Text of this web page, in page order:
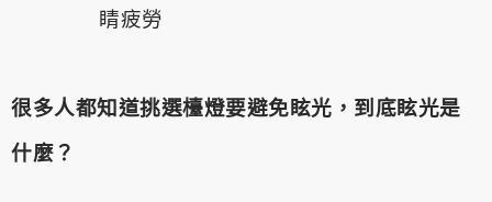
睛疲勞
很多人都知道挑選檯燈要避免眩光，到底眩光是
什麼？